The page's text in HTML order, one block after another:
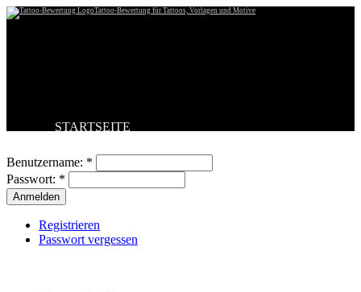
Tattoo-Bewertung für Tattoos, Vorlagen und Motive
STARTSEITE
BESTE TATTOOS
NEUESTE TATTOOS
KOMMENTARE
FORUM
Benutzername: *
Passwort: *
Registrieren
Passwort vergessen